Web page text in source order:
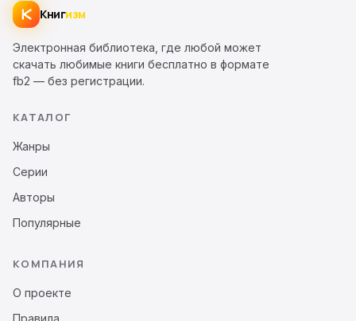
Книгизм
Электронная библиотека, где любой может
скачать любимые книги бесплатно в формате
fb2 — без регистрации.
КАТАЛОГ
Жанры
Серии
Авторы
Популярные
КОМПАНИЯ
О проекте